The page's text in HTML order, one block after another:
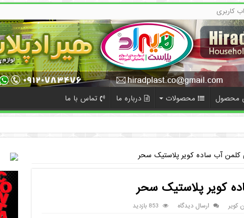
کاربری
محصول محصولات درباره ما تماس با ما
عمده
آب ساده کویر پلاستیک سحر
کویر پلاستیک سحر
کویر ارسال دیدگاه 853 بازدید